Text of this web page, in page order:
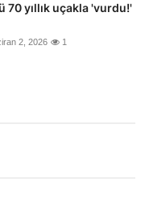
70 yıllık uçakla 'vurdu!'
2, 2026 1